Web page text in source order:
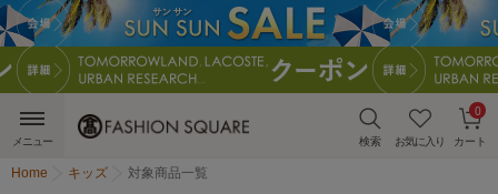
検索 お気に入り カート
0
メニュー
Home キッズ 対象商品一覧